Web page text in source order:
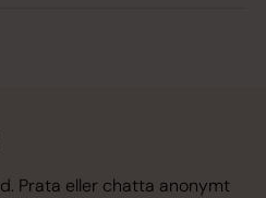
Prata eller chatta anonymt